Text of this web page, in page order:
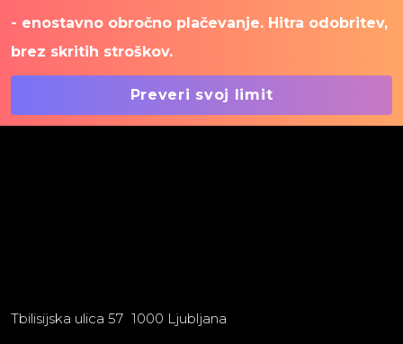
- enostavno obročno plačevanje. Hitra odobritev,
brez skritih stroškov.
Preveri svoj limit
Tbilisijska ulica 57 1000 Ljubljana